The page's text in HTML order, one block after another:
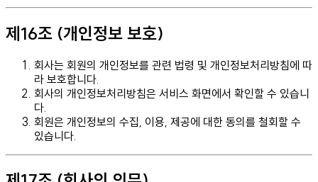
제16조 (개인정보 보호)
회사는 회원의 개인정보를 관련 법령 및 개인정보처리방침에 따
라 보호합니다.
회사의 개인정보처리방침은 서비스 화면에서 확인할 수 있습니
다.
회원은 개인정보의 수집, 이용, 제공에 대한 동의를 철회할 수
있습니다.